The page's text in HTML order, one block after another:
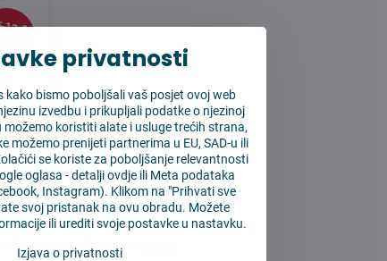
€
filtracija ✓ Za sve modele.
privatnosti
kako bismo poboljšali vaš posjet ovoj web
izvedbu i prikupljali podatke o njezinoj
možemo koristiti alate i usluge trećih strana,
možemo prenijeti partnerima u EU, SAD-u ili
se koriste za poboljšanje relevantnosti
oglasa -detalji ovdje ili Meta podataka
Instagram). Klikom na "Prihvati sve
svoj pristanak na ovu obradu. Možete
ili urediti svoje postavke u nastavku.
Izjava o privatnosti